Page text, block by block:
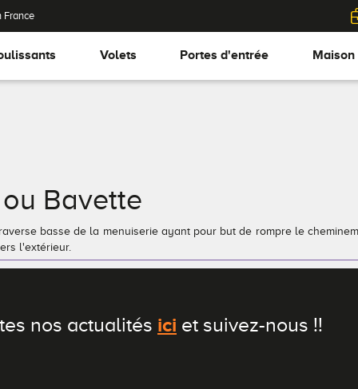
France
Volets Portes d'entrée Maison
Bavette
basse de la menuiserie ayant pour but de rompre le
l'extérieur.
nos actualités ici et suivez-nous !!